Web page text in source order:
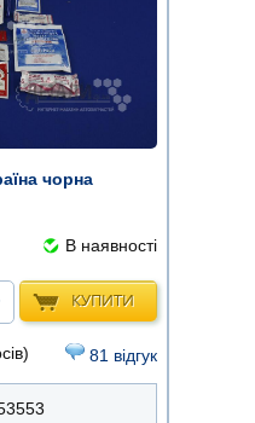
чорна
В наявності
КУПИТИ
81 відгук